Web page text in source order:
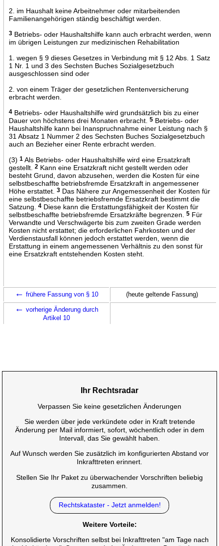
2. im Haushalt keine Arbeitnehmer oder mitarbeitenden
Familienangehörigen ständig beschäftigt werden.
3Betriebs- oder Haushaltshilfe kann auch erbracht werden, wenn
im übrigen Leistungen zur medizinischen Rehabilitation
1. wegen § 9 dieses Gesetzes in Verbindung mit § 12 Abs. 1 Satz
1 Nr. 1 und 3 des Sechsten Buches Sozialgesetzbuch
ausgeschlossen sind oder
2. von einem Träger der gesetzlichen Rentenversicherung
erbracht werden.
4Betriebs- oder Haushaltshilfe wird grundsätzlich bis zu einer
Dauer von höchstens drei Monaten erbracht.
5Betriebs- oder
Haushaltshilfe kann bei Inanspruchnahme einer Leistung nach §
31 Absatz 1 Nummer 2 des Sechsten Buches Sozialgesetzbuch
auch an Bezieher einer Rente erbracht werden.
(3) 1Als Betriebs- oder Haushaltshilfe wird eine Ersatzkraft
gestellt.
2Kann eine Ersatzkraft nicht gestellt werden oder
besteht Grund, davon abzusehen, werden die Kosten für eine
selbstbeschaffte betriebsfremde Ersatzkraft in angemessener
Höhe erstattet.
3Das Nähere zur Angemessenheit der Kosten für
eine selbstbeschaffte betriebsfremde Ersatzkraft bestimmt die
Satzung.
4Diese kann die Erstattungsfähigkeit der Kosten für
selbstbeschaffte betriebsfremde Ersatzkräfte begrenzen.
5Für
Verwandte und Verschwägerte bis zum zweiten Grade werden
Kosten nicht erstattet; die erforderlichen Fahrkosten und der
Verdienstausfall können jedoch erstattet werden, wenn die
Erstattung in einem angemessenen Verhältnis zu den sonst für
eine Ersatzkraft entstehenden Kosten steht.
← frühere Fassung von § 10 (heute geltende Fassung)
← vorherige Änderung durch
Artikel 10
Ihr Rechtsradar
Verpassen Sie keine gesetzlichen Änderungen
Sie werden über jede verkündete oder in Kraft tretende
Änderung per Mail informiert, sofort, wöchentlich oder in dem
Intervall, das Sie gewählt haben.
Auf Wunsch werden Sie zusätzlich im konfigurierten Abstand vor
Inkrafttreten erinnert.
Stellen Sie Ihr Paket zu überwachender Vorschriften beliebig
zusammen.
Rechtskataster - Jetzt anmelden!
Weitere Vorteile:
Konsolidierte Vorschriften selbst bei Inkrafttreten "am Tage nach